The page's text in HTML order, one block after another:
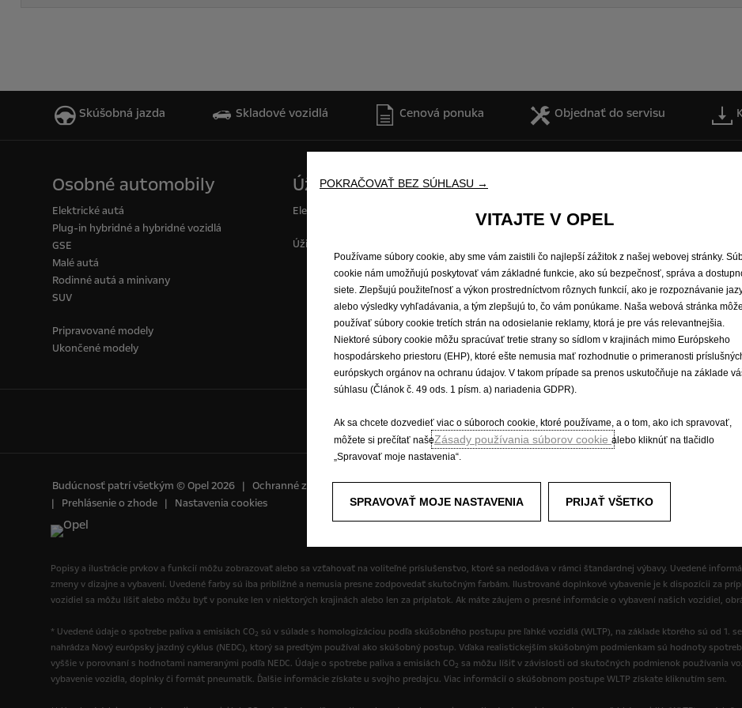
Skúšobná jazda Skladové vozidlá Cenová ponuka Objednať do servisu
Osobné automobily
Elektrické autá
Plug-in hybridné a hybridné vozidlá
GSE
Malé autá
Rodinné autá a minivany
SUV
Pripravované modely
Ukončené modely
Úžitkové vozidlá
Elektrické dodávky a minibusy
Úžitkové vozidlá Opel
E-mobilita
Opel Connect
Koncepčné vozidlá
Opel lifestyle shop
Opel Experimental
Budúcnosť patrí všetkým © Opel 2026 Ochranné známky a práva Ochrana osobných údajov Nové údaje o spotrebe paliva
Prehlásenie o zhode
Nastavenia cookies
Popisy a ilustrácie prvkov a funkcií môžu zobrazovať alebo sa vzťahovať na voliteľné príslušenstvo, ktoré sa nedodáva v rámci štandardnej výbavy. Uvedené
zmeny v dizajne a vybavení. Uvedené farby sú iba približné a nemusia presne zodpovedať skutočným farbám. Ilustrované doplnkové vybavenie je k dispozícii za
vozidiel sa môžu líšiť alebo môžu byť v ponuke len v niektorých krajinách alebo len za príplatok. Ak máte záujem o presné informácie o vybavení našich vozidiel,
* Uvedené údaje o spotrebe paliva a emisiách CO2 sú v súlade s homologizáciou podľa skúšobného postupu pre ľahké vozidlá (WLTP), na základe ktorého sú od 1.
nahrádza Nový európsky jazdný cyklus (NEDC), ktorý sa predtým používal ako skúšobný postup. Vďaka realistickejším skúšobným podmienkam sú hodnoty
vyššie v porovnaní s hodnotami nameranými podľa NEDC. Údaje o spotrebe paliva a emisiách CO2 sa môžu líšiť v závislosti od skutočných podmienok používania
vybavenie vozidla, doplnky či formát pneumatík. Ďalšie informácie získate u svojho predajcu. Viac informácií o skúšobnom postupe WLTP získate kliknutím sem.
POKRAČOVAŤ BEZ SÚHLASU →
VITAJTE V OPEL
Používame súbory cookie, aby sme vám zaistili čo najlepší zážitok z našej webovej stránky.
cookie nám umožňujú poskytovať vám základné funkcie, ako sú bezpečnosť, správa a
siete. Zlepšujú použiteľnosť a výkon prostredníctvom rôznych funkcií, ako je rozpoznávanie
alebo výsledky vyhľadávania, a tým zlepšujú to, čo vám ponúkame. Naša webová stránka
používať súbory cookie tretích strán na odosielanie reklamy, ktorá je pre vás relevantnejšia.
Niektoré súbory cookie môžu spracúvať tretie strany so sídlom v krajinách mimo Európskeho
hospodárskeho priestoru (EHP), ktoré ešte nemusia mať rozhodnutie o primeranosti
európskych orgánov na ochranu údajov. V takom prípade sa prenos uskutočňuje na základe
súhlasu (Článok č. 49 ods. 1 písm. a) nariadenia GDPR).
Ak sa chcete dozvedieť viac o súboroch cookie, ktoré používame, a o tom, ako ich spravovať,
môžete si prečítať našeZásady používania súborov cookie alebo kliknúť na tlačidlo
„Spravovať moje nastavenia“.
SPRAVOVAŤ MOJE NASTAVENIA PRIJAŤ VŠETKO